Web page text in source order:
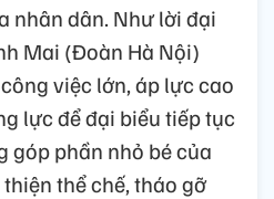
nhân dân. Như lời đại
Mai (Đoàn Hà Nội)
việc lớn, áp lực cao
lực để đại biểu tiếp tục
góp phần nhỏ bé của
thể chế, tháo gỡ